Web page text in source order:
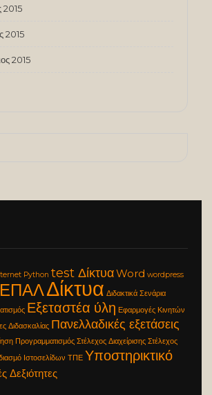
2015
2015
2015
Python test ΔίκτυαWord wordpress
ΕΠΑΛΔίκτυα Διδακτικά Σενάρια
Εξεταστέα ύλη Εφαρμογές Κινητών
Διδασκαλίας Πανελλαδικές εξετάσεις
Προγραμματισμός Στέλεχος Διαχείρισης Στέλεχος
Ιστοσελίδων ΤΠΕ Υποστηρικτικό
Δεξιότητες